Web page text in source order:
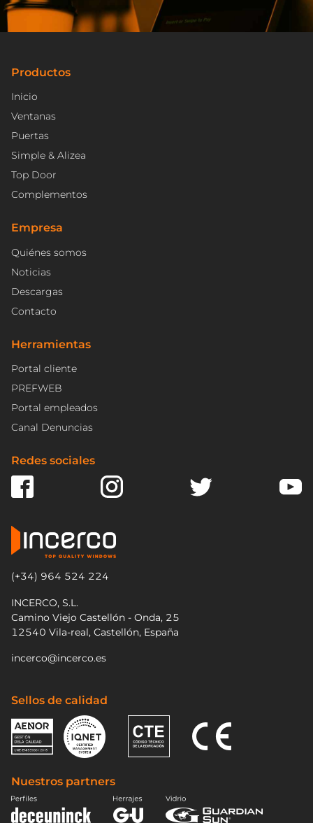
Productos
Inicio
Ventanas
Puertas
Simple & Alizea
Top Door
Complementos
Empresa
Quiénes somos
Noticias
Descargas
Contacto
Herramientas
Portal cliente
PREFWEB
Portal empleados
Canal Denuncias
Redes sociales
(+34) 964 524 224
INCERCO, S.L.
Camino Viejo Castellón - Onda, 25
12540 Vila-real, Castellón, España
incerco@incerco.es
Sellos de calidad
Nuestros partners